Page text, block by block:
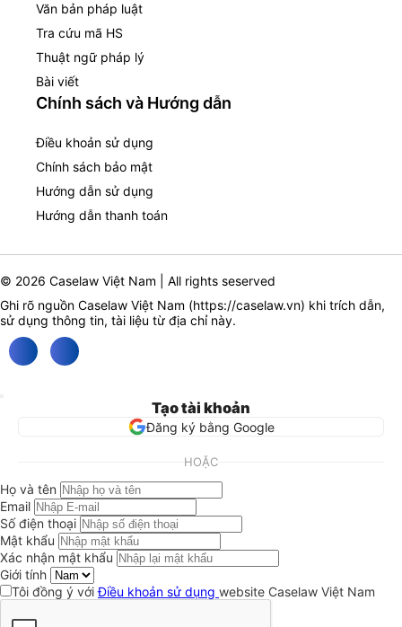
Văn bản pháp luật
Tra cứu mã HS
Thuật ngữ pháp lý
Bài viết
Chính sách và Hướng dẫn
Điều khoản sử dụng
Chính sách bảo mật
Hướng dẫn sử dụng
Hướng dẫn thanh toán
© 2026 Caselaw Việt Nam | All rights seserved
Ghi rõ nguồn Caselaw Việt Nam (https://caselaw.vn) khi trích dẫn,
sử dụng thông tin, tài liệu từ địa chỉ này.
Tạo tài khoản
Đăng ký bằng Google
HOẶC
Họ và tên
Email
Số điện thoại
Mật khẩu
Xác nhận mật khẩu
Giới tính
Tôi đồng ý vớiĐiều khoản sử dụng website Caselaw Việt Nam